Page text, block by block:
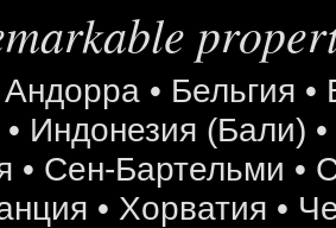
Андорра • Бельгия •
• Индонезия (Бали) •
• Сен-Бартельми •
• Хорватия •